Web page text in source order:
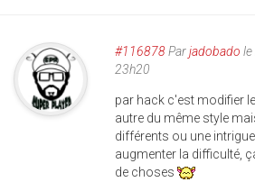
#116878Parjadobado
23h20
par hack c'est modifier
autre du même style
différents ou une
augmenter la difficulté,
de choses